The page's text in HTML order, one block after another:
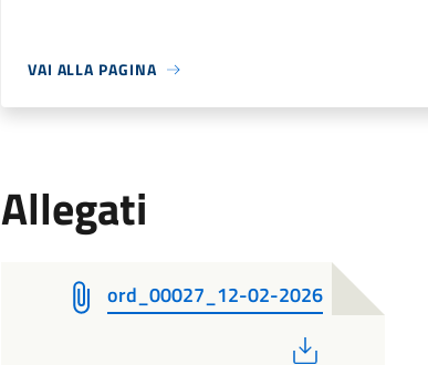
VAI ALLA PAGINA
Allegati
ord_00027_12-02-2026